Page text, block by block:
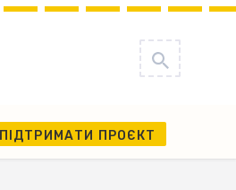
ПІДТРИМАТИ ПРОЄКТ